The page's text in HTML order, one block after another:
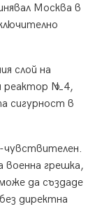
Москва в
слой на
реактор №4,
сигурност в
чувствителен.
грешка,
да създаде
директна